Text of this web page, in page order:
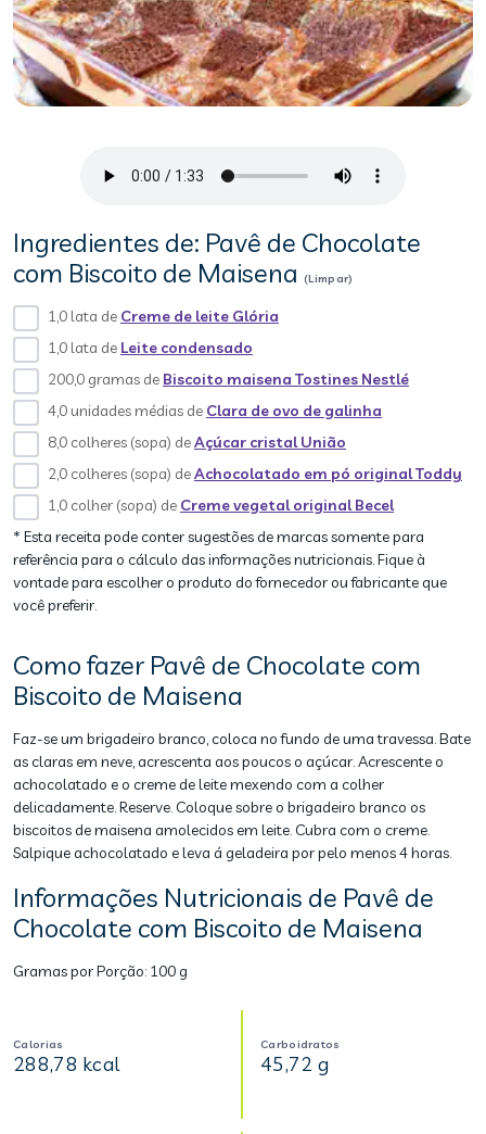
Ingredientes de: Pavê de Chocolate
com Biscoito de Maisena (Limpar)
1,0 lata de Creme de leite Glória
1,0 lata de Leite condensado
200,0 gramas de Biscoito maisena Tostines Nestlé
4,0 unidades médias de Clara de ovo de galinha
8,0 colheres (sopa) deAçúcar cristal União
2,0 colheres (sopa) deAchocolatado em pó original Toddy
1,0 colher (sopa) de Creme vegetal original Becel
* Esta receita pode conter sugestões de marcas somente para
referência para o cálculo das informações nutricionais. Fique à
vontade para escolher o produto do fornecedor ou fabricante que
você preferir.
Como fazer Pavê de Chocolate com
Biscoito de Maisena
Faz-se um brigadeiro branco, coloca no fundo de uma travessa. Bate
as claras em neve, acrescenta aos poucos o açúcar. Acrescente o
achocolatado e o creme de leite mexendo com a colher
delicadamente. Reserve. Coloque sobre o brigadeiro branco os
biscoitos de maisena amolecidos em leite. Cubra com o creme.
Salpique achocolatado e leva á geladeira por pelo menos 4 horas.
Informações Nutricionais de Pavê de
Chocolate com Biscoito de Maisena
Gramas por Porção: 100 g
Calorias
288,78 kcal
Carboidratos
45,72 g